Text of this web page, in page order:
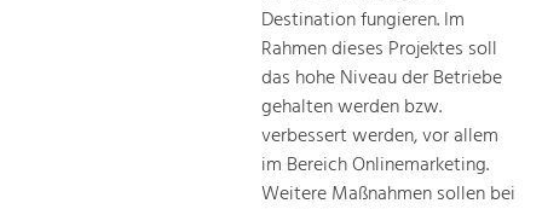
Destination fungieren. Im
Rahmen dieses Projektes soll
das hohe Niveau der Betriebe
gehalten werden bzw.
verbessert werden, vor allem
im Bereich Onlinemarketing.
Weitere Maßnahmen sollen bei